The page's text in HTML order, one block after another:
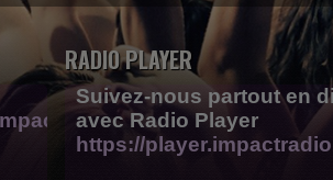
RADIO PLAYER
Suivez-nous partout en
avec Radio Player
https://